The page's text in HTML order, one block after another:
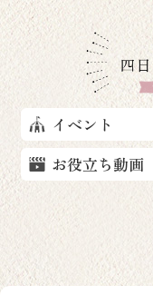
イベント
お役立ち動画